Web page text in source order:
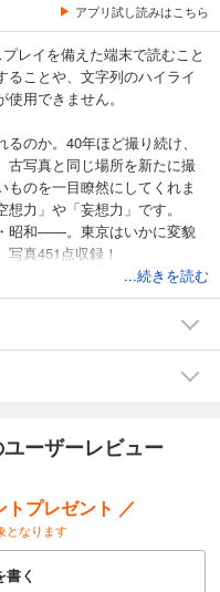
アプリ試し読みはこちら
レイを備えた端末で読むこと
ることや、文字列のハイライ
用できません。
のか。40年ほど撮り続け、
古写真と同じ場所を新たに撮
のを一目瞭然にしてくれま
力」や「妄想力」です。
昭和――。東京はいかに変貌
真451点収録！
...続きを読む
ーザーレビュー
トプレゼント ／
となります
書く